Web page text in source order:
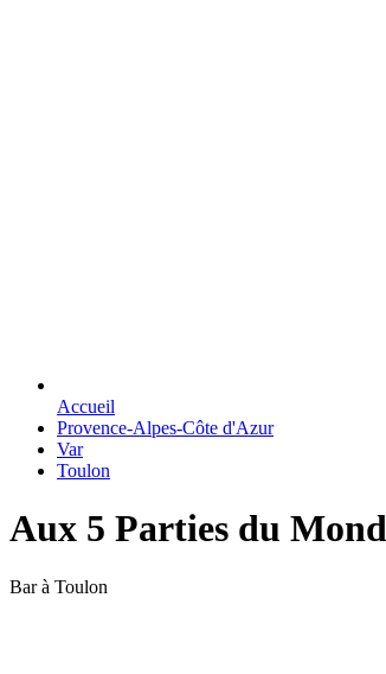
Accueil
Provence-Alpes-Côte d'Azur
Var
Toulon
Aux 5 Parties du
Bar à Toulon